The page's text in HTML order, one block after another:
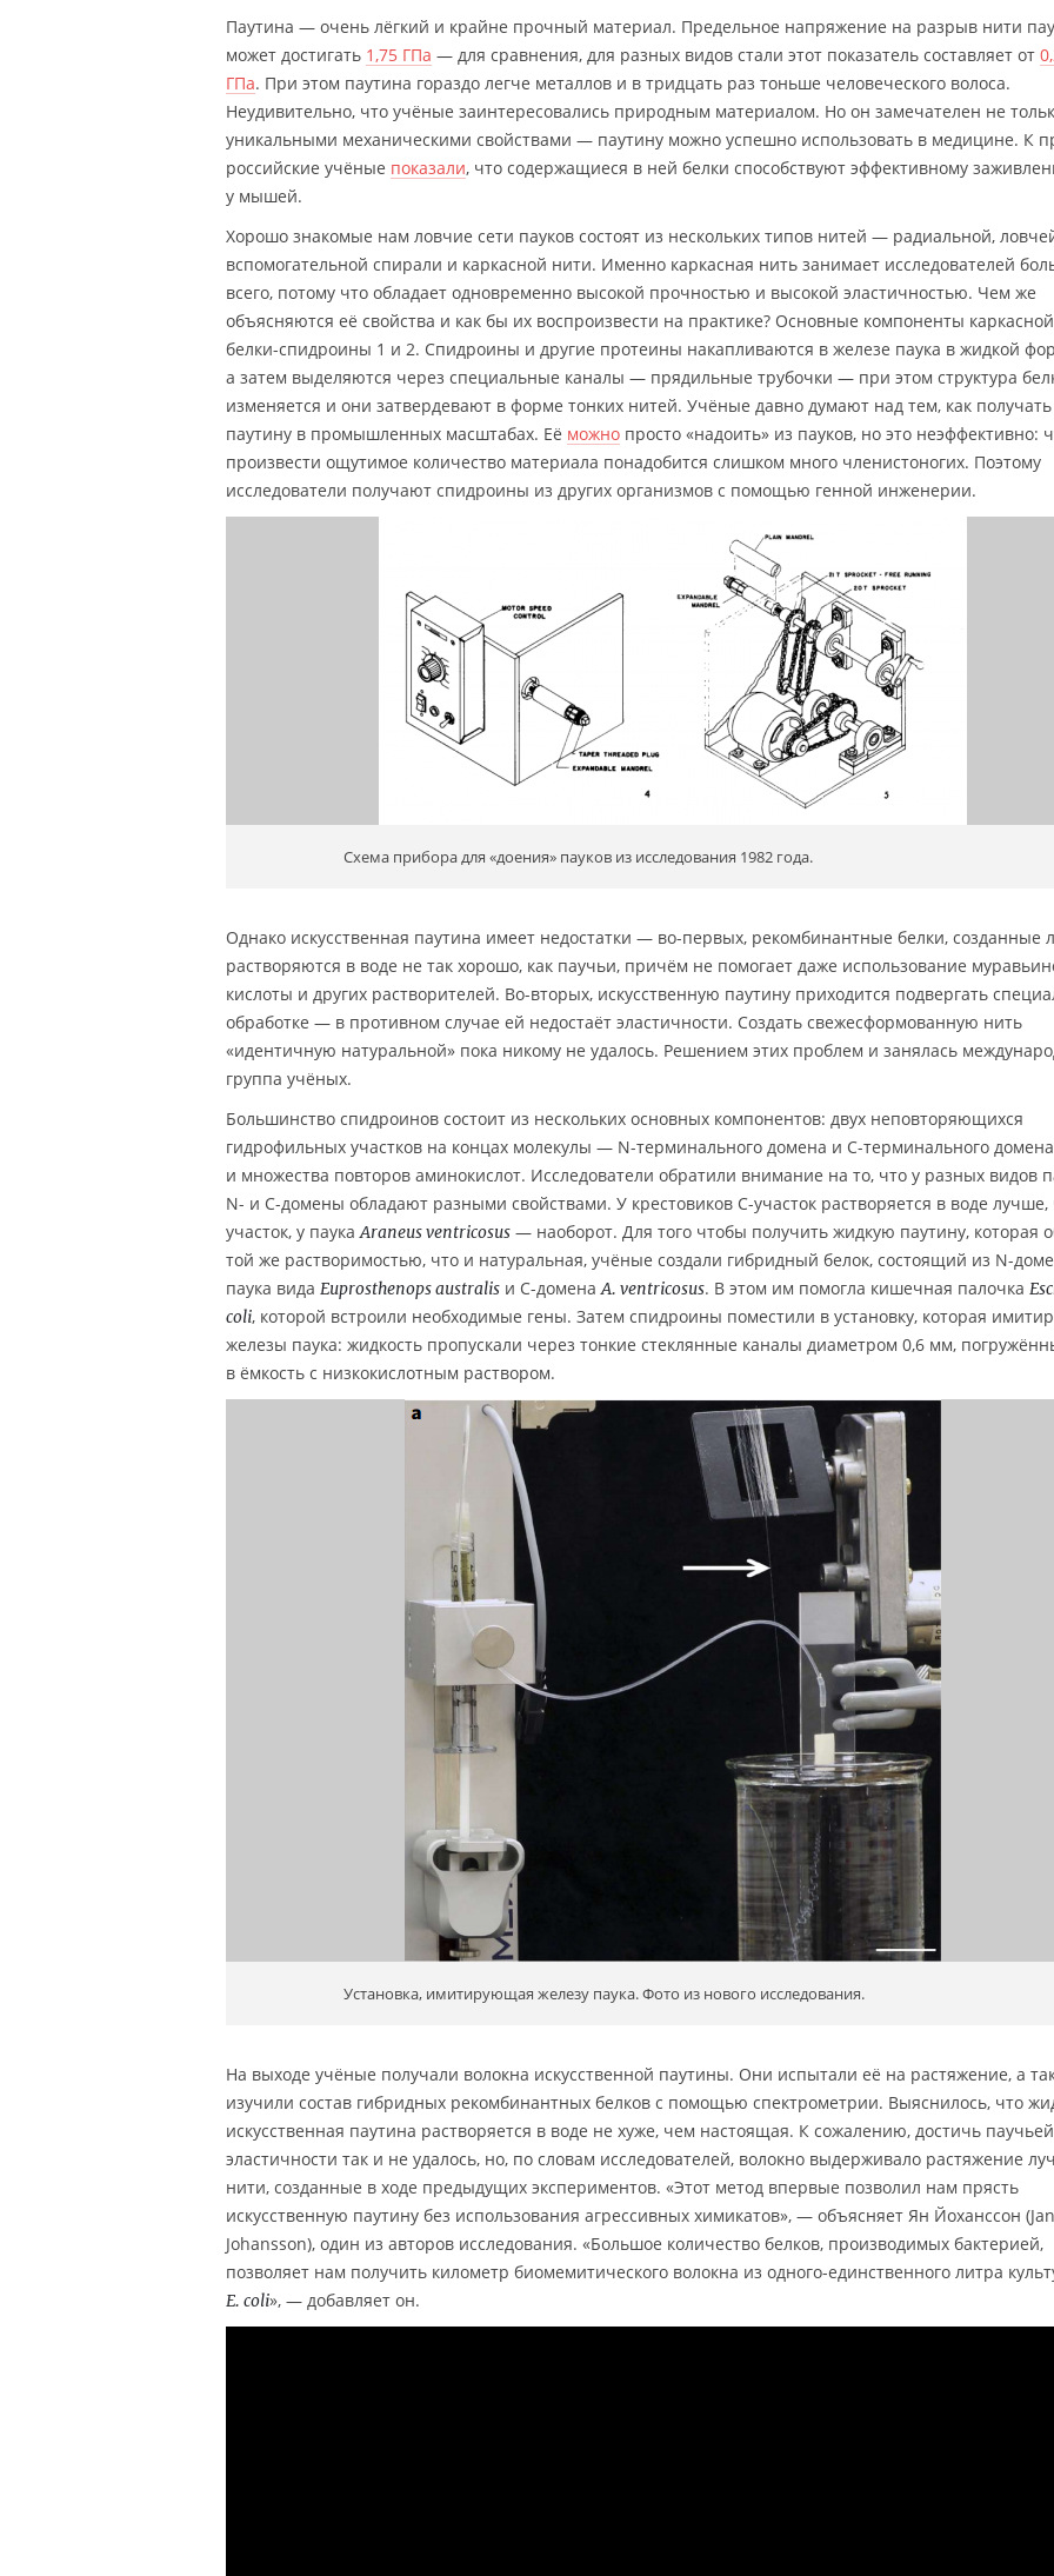
Паутина — очень лёгкий и крайне прочный материал. Предельное напряжение на разрыв нити
может достигать 1,75 ГПа — для сравнения, для разных видов стали этот показатель составляет от
ГПа. При этом паутина гораздо легче металлов и в тридцать раз тоньше человеческого волоса.
Неудивительно, что учёные заинтересовались природным материалом. Но он замечателен не
уникальными механическими свойствами — паутину можно успешно использовать в медицине. К
российские учёные показали, что содержащиеся в ней белки способствуют эффективному
у мышей.
Хорошо знакомые нам ловчие сети пауков состоят из нескольких типов нитей — радиальной,
вспомогательной спирали и каркасной нити. Именно каркасная нить занимает исследователей
всего, потому что обладает одновременно высокой прочностью и высокой эластичностью. Чем же
объясняются её свойства и как бы их воспроизвести на практике? Основные компоненты
белки-спидроины 1 и 2. Спидроины и другие протеины накапливаются в железе паука в жидкой
а затем выделяются через специальные каналы — прядильные трубочки — при этом структура
изменяется и они затвердевают в форме тонких нитей. Учёные давно думают над тем, как получать
паутину в промышленных масштабах. Её можно просто «надоить» из пауков, но это неэффективно:
произвести ощутимое количество материала понадобится слишком много членистоногих. Поэтому
исследователи получают спидроины из других организмов с помощью генной инженерии.
Схема прибора для «доения» пауков из исследования 1982 года.
Однако искусственная паутина имеет недостатки — во-первых, рекомбинантные белки, созданные
растворяются в воде не так хорошо, как паучьи, причём не помогает даже использование
кислоты и других растворителей. Во-вторых, искусственную паутину приходится подвергать
обработке — в противном случае ей недостаёт эластичности. Создать свежесформованную нить
«идентичную натуральной» пока никому не удалось. Решением этих проблем и занялась
группа учёных.
Большинство спидроинов состоит из нескольких основных компонентов: двух неповторяющихся
гидрофильных участков на концах молекулы — N-терминального домена и C-терминального
и множества повторов аминокислот. Исследователи обратили внимание на то, что у разных видов
N- и C-домены обладают разными свойствами. У крестовиков C-участок растворяется в воде
участок, у паукаAraneus ventricosus — наоборот. Для того чтобы получить жидкую паутину, которая
той же растворимостью, что и натуральная, учёные создали гибридный белок, состоящий из N-
паука вида Euprosthenops australis и C-доменаA. ventricosus. В этом им помогла кишечная палочка
coli, которой встроили необходимые гены. Затем спидроины поместили в установку, которая
железы паука: жидкость пропускали через тонкие стеклянные каналы диаметром 0,6 мм,
в ёмкость с низкокислотным раствором.
Установка, имитирующая железу паука. Фото из нового исследования.
На выходе учёные получали волокна искусственной паутины. Они испытали её на растяжение, а
изучили состав гибридных рекомбинантных белков с помощью спектрометрии. Выяснилось, что
искусственная паутина растворяется в воде не хуже, чем настоящая. К сожалению, достичь паучьей
эластичности так и не удалось, но, по словам исследователей, волокно выдерживало растяжение
нити, созданные в ходе предыдущих экспериментов. «Этот метод впервые позволил нам прясть
искусственную паутину без использования агрессивных химикатов», — объясняет Ян Йоханссон (Jan
Johansson), один из авторов исследования. «Большое количество белков, производимых бактерией,
позволяет нам получить километр биомемитического волокна из одного-единственного литра
E. coli», — добавляет он.